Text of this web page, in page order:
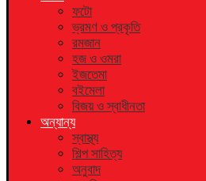
ফটো
ভ্রমণ ও প্রকৃতি
রমজান
হজ ও ওমরা
ইজতেমা
বইমেলা
বিজয় ও স্বাধীনতা
অন্যান্য
স্বাস্থ্য
শিল্প সাহিত্য
অনুবাদ